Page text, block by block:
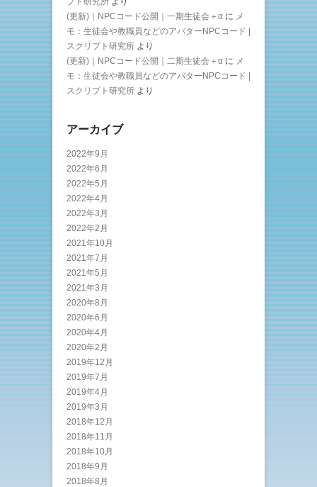
(更新)｜NPCコード公開｜一期生徒会＋α に メ
モ：生徒会や教職員などのアバターNPCコード |
スクリプト研究所 より
(更新)｜NPCコード公開｜二期生徒会＋α に メ
モ：生徒会や教職員などのアバターNPCコード |
スクリプト研究所 より
アーカイブ
2022年9月
2022年6月
2022年5月
2022年4月
2022年3月
2022年2月
2021年10月
2021年7月
2021年5月
2021年3月
2020年8月
2020年6月
2020年4月
2020年2月
2019年12月
2019年7月
2019年4月
2019年3月
2018年12月
2018年11月
2018年10月
2018年9月
2018年8月